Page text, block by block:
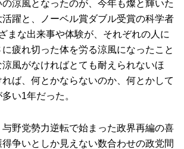
涼風となったのが、今年も燦と輝いた
躍と、ノーベル賞ダブル受賞の科学者
まな出来事や体験が、それぞれの人に
疲れ切った体を労る涼風になったこと
風がなければとても耐えられないほ
ば、何とかならないのか、何とかして
い1年だった。
野党勢力逆転で始まった政界再編の喜
争いとしか見えない数合わせの政党間